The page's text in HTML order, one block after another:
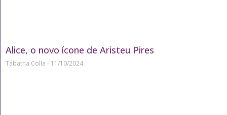
Alice, o novo ícone de Aristeu Pires
Tábatha Colla 11/10/2024